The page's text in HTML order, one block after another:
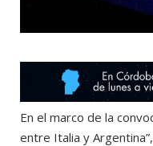
En el marco de la
entre Italia y